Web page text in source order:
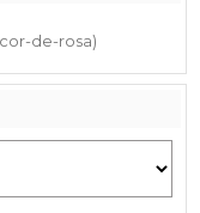
de-rosa)